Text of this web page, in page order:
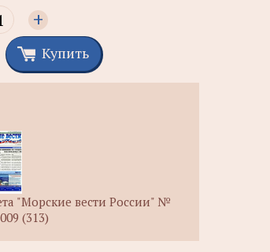
+
Купить
"Морские вести России" №
(313)